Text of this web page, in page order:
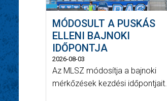
MÓDOSULT A PUSKÁS
ELLENI BAJNOKI
IDŐPONTJA
2026-08-03
Az MLSZ módosítja a bajnoki
mérkőzések kezdési időpontjait.